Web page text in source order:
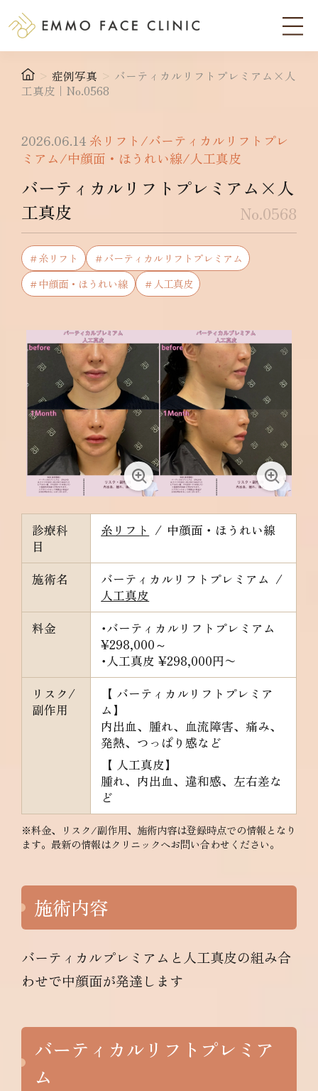
> 症例写真 > バーティカルリフトプレミアム×人
工真皮｜No.0568
2026.06.14 糸リフト/バーティカルリフトプレ
ミアム/中顔面・ほうれい線/人工真皮
バーティカルリフトプレミアム×人
工真皮
No.0568
＃糸リフト
＃バーティカルリフトプレミアム
＃中顔面・ほうれい線
＃人工真皮
診療科
目
糸リフト / 中顔面・ほうれい線
施術名 バーティカルリフトプレミアム /
人工真皮
料金
･バーティカルリフトプレミアム
¥298,000～
･人工真皮¥298,000円〜
リスク/
副作用
【 バーティカルリフトプレミア
ム】
内出血、腫れ、血流障害、痛み、
発熱、つっぱり感など
【 人工真皮】
腫れ、内出血、違和感、左右差な
ど
※料金、リスク/副作用、施術内容は登録時点での情報となり
ます。最新の情報はクリニックへお問い合わせください。
施術内容
バーティカルプレミアムと人工真皮の組み合
わせで中顔面が発達します
バーティカルリフトプレミア
ム